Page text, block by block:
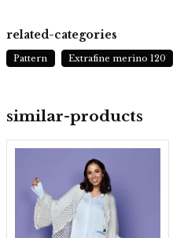
similar-products
related-categories
Pattern Extrafine merino 120